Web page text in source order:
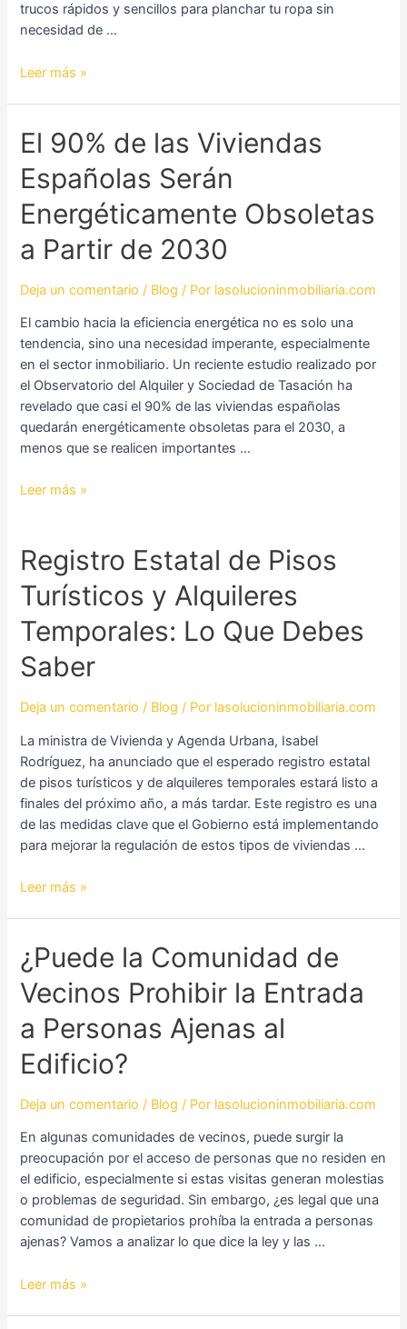
trucos rápidos y sencillos para planchar tu ropa sin
necesidad de …
Leer más »
El 90% de las Viviendas
Españolas Serán
Energéticamente Obsoletas
a Partir de 2030
Deja un comentario / Blog / Por lasolucioninmobiliaria.com
El cambio hacia la eficiencia energética no es solo una
tendencia, sino una necesidad imperante, especialmente
en el sector inmobiliario. Un reciente estudio realizado por
el Observatorio del Alquiler y Sociedad de Tasación ha
revelado que casi el 90% de las viviendas españolas
quedarán energéticamente obsoletas para el 2030, a
menos que se realicen importantes …
El
90%
de
Viviendas
Españolas
Serán
Obsoletas
a
Partir
de
2030
Leer más »
Registro Estatal de Pisos
Turísticos y Alquileres
Temporales: Lo Que Debes
Saber
Deja un comentario / Blog / Por lasolucioninmobiliaria.com
La ministra de Vivienda y Agenda Urbana, Isabel
Rodríguez, ha anunciado que el esperado registro estatal
de pisos turísticos y de alquileres temporales estará listo a
finales del próximo año, a más tardar. Este registro es una
de las medidas clave que el Gobierno está implementando
para mejorar la regulación de estos tipos de viviendas …
Registro
Estatal
de
Turísticos
y
Alquileres
Lo
Que
Debes
Saber
Leer más »
¿Puede la Comunidad de
Vecinos Prohibir la Entrada
a Personas Ajenas al
Edificio?
Deja un comentario / Blog / Por lasolucioninmobiliaria.com
En algunas comunidades de vecinos, puede surgir la
preocupación por el acceso de personas que no residen en
el edificio, especialmente si estas visitas generan molestias
o problemas de seguridad. Sin embargo, ¿es legal que una
comunidad de propietarios prohíba la entrada a personas
ajenas? Vamos a analizar lo que dice la ley y las …
¿Puede
la
Comunidad
Vecinos
Prohibir
la
Personas
Ajenas
al
Edificio?
Leer más »